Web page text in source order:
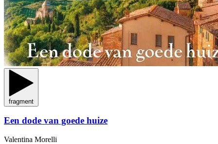
fragment
Een dode van goede huize
Valentina Morelli